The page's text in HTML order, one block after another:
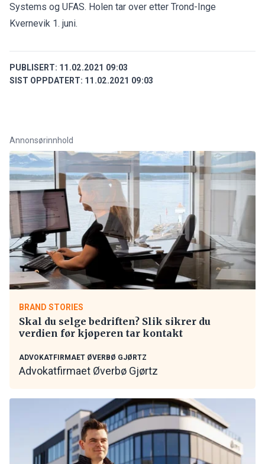
Systems og UFAS. Holen tar over etter Trond-Inge
Kvernevik 1. juni.
PUBLISERT: 11.02.2021 09:03
SIST OPPDATERT: 11.02.2021 09:03
Annonsørinnhold
BRAND STORIES
Skal du selge bedriften? Slik sikrer du
verdien før kjøperen tar kontakt
ADVOKATFIRMAET ØVERBØ GJØRTZ
Advokatfirmaet Øverbø Gjørtz